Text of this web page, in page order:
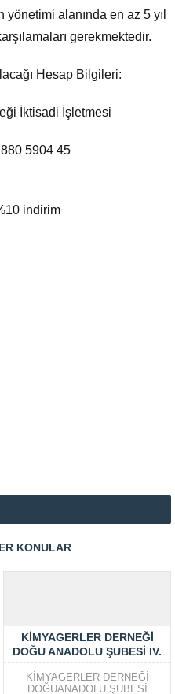
alanında en az 5 yıl
gerekmektedir.
Hesap Bilgileri:
İktisadi İşletmesi
5904 45
indirim
KONULAR
KIMYAGERLER DERNEĞI
DOĞU ANADOLU ŞUBESI IV.
OLAĞAN GENEL KURUL
TOPLANTISI
KİMYAGERLER DERNEĞİ
DOĞUANADOLU ŞUBESİ